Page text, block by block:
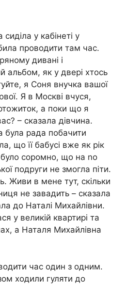
у кабінеті у
проводити там час.
дивані і
альбом, як у двері хтось
я Соня внучка вашої
Я в Москві вчуся,
а поки що я
– сказала дівчина.
була рада побачити
що її бабусі вже як рік
соромно, що на nо
подруги не змогла піти.
Живи в мене тут, скільки
не завадить – сказала
до Наталі Михайлівни.
у великій квартирі та
а Наталя Михайлівна
час один з одним.
ходили гуляти до